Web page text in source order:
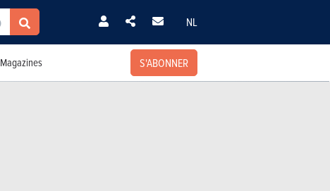
NL
Magazines S'ABONNER